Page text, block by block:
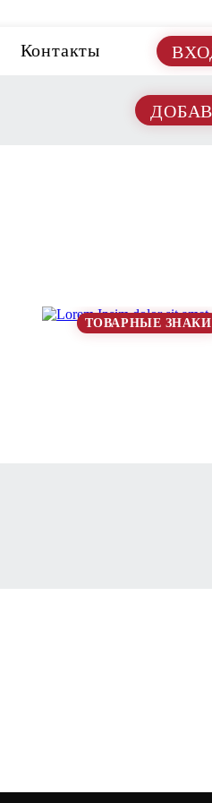
Контакты
ТОВАРНЫЕ ЗНАКИ